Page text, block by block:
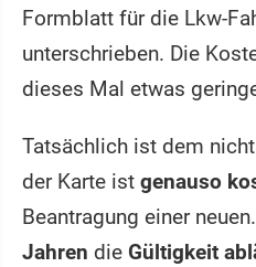
Formblatt für die Lkw-
unterschrieben. Die
dieses Mal etwas
Tatsächlich ist dem
der Karte ist genauso
Beantragung einer
Jahren die Gültigkeit